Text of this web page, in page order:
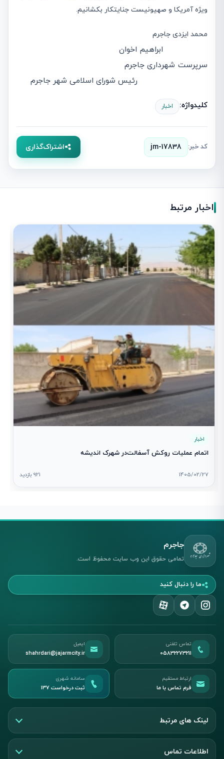
ويژه آمريكا و صهيونيست جنايتكار بكشانيم.
محمد ایزدی جاجرم
ابراهیم اخوان
سرپرست شهرداری جاجرم
رئیس شورای اسلامی شهر جاجرم
کلیدواژه: اخبار
کد خبر: jm-17838 اشتراک‌گذاری
اخبار مرتبط
اخبار
اتمام عملیات روکش آسفالت‌در شهرک اندیشه
1405/02/27 921 بازدید
جاجرم
تمامی حقوق این وب سایت محفوظ است.
ما را دنبال کنید
تماس تلفنی
05832273211
ایمیل
shahrdari@jajarmcity.ir
ارتباط مستقیم
فرم تماس با ما
سامانه شهری
ثبت درخواست ۱۳۷
لینک های مرتبط
اطلاعات تماس